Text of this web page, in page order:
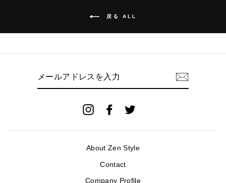
戻る ALL
InstagramFacebook
About Zen Style
Contact
Company Profile